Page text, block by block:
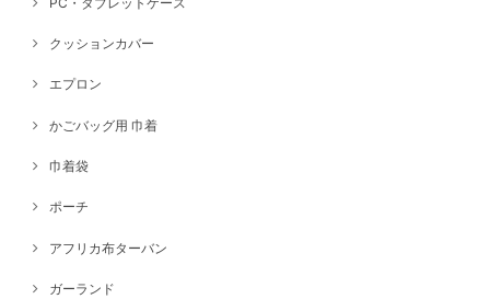
クッションカバー
エプロン
かごバッグ用 巾着
巾着袋
ポーチ
アフリカ布ターバン
ガーランド